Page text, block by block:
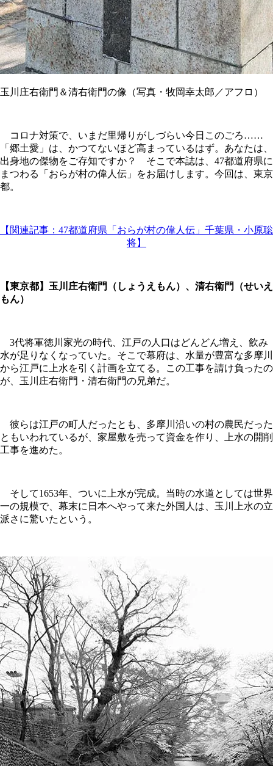
玉川庄右衛門＆清右衛門の像（写真・牧岡幸太郎／アフロ）
コロナ対策で、いまだ里帰りがしづらい今日このごろ……
「郷土愛」は、かつてないほど高まっているはず。あなたは、
出身地の傑物をご存知ですか？ そこで本誌は、47都道府県に
まつわる「おらが村の偉人伝」をお届けします。今回は、東京
都。
【関連記事：47都道府県「おらが村の偉人伝」千葉県・小原聡
将】
【東京都】玉川庄右衛門（しょうえもん）、清右衛門（せいえ
もん）
3代将軍徳川家光の時代、江戸の人口はどんどん増え、飲み
水が足りなくなっていた。そこで幕府は、水量が豊富な多摩川
から江戸に上水を引く計画を立てる。この工事を請け負ったの
が、玉川庄右衛門・清右衛門の兄弟だ。
彼らは江戸の町人だったとも、多摩川沿いの村の農民だった
ともいわれているが、家屋敷を売って資金を作り、上水の開削
工事を進めた。
そして1653年、ついに上水が完成。当時の水道としては世界
一の規模で、幕末に日本へやって来た外国人は、玉川上水の立
派さに驚いたという。